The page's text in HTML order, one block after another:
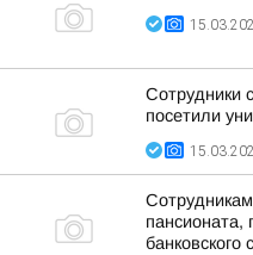
Сотрудники
посетили
пансионата,
банковского